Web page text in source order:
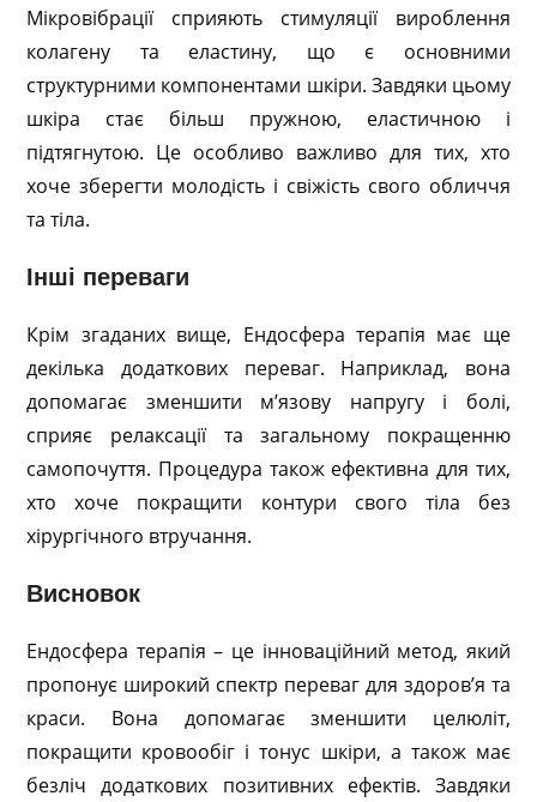
Мікровібрації сприяють стимуляції вироблення
колагену та еластину, що є основними
структурними компонентами шкіри. Завдяки цьому
шкіра стає більш пружною, еластичною і
підтягнутою. Це особливо важливо для тих, хто
хоче зберегти молодість і свіжість свого обличчя
та тіла.
Інші переваги
Крім згаданих вище, Ендосфера терапія має ще
декілька додаткових переваг. Наприклад, вона
допомагає зменшити м’язову напругу і болі,
сприяє релаксації та загальному покращенню
самопочуття. Процедура також ефективна для тих,
хто хоче покращити контури свого тіла без
хірургічного втручання.
Висновок
Ендосфера терапія – це інноваційний метод, який
пропонує широкий спектр переваг для здоров’я та
краси. Вона допомагає зменшити целюліт,
покращити кровообіг і тонус шкіри, а також має
безліч додаткових позитивних ефектів. Завдяки